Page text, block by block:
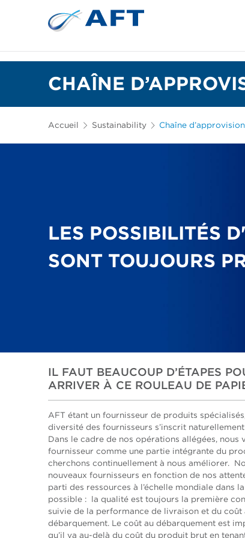
CHAÎNE
Accueil Sustainability Chaîne
LES POSSIBILITÉS
SONT TOUJOURS
IL FAUT BEAUCOUP D’ÉTAPES
ARRIVER À CE ROULEAU DE
AFT étant un fournisseur de produits
diversité des fournisseurs s’inscrit
Dans le cadre de nos opérations allégées, nous
fournisseur comme une partie intégrante du
cherchons continuellement à nous améliorer.
nouveaux fournisseurs en fonction de nos
parti des ressources à l’échelle mondiale dans
possible : la qualité est toujours la première
suivie de la performance de livraison et du coût
débarquement. Le coût au débarquement est
qu’il va au-delà du coût du produit brut en